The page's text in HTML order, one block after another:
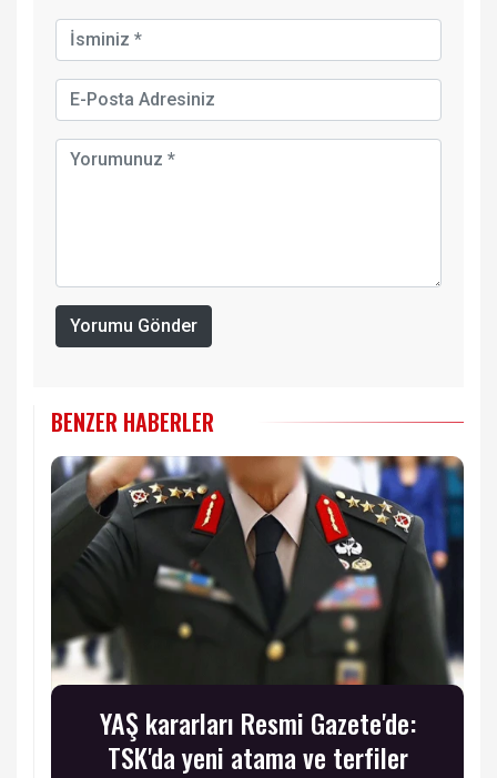
Yorumu Gönder
BENZER HABERLER
YAŞ kararları Resmi Gazete'de:
TSK'da yeni atama ve terfiler